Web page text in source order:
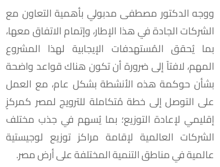
ووجه الدكتور مصطفى مدبولي بأهمية التعاون مع
الشركات الجادة في هذا الإطار، وإتمام الاتفاق معها،
بما يُحقق المُستهدفات الإيجابية لهذا المشروع
المهم، لافتاً إلى ضرورة أن تكون هناك قواعد واضحة
بشأن حوكمة هذه الأنشطة بشكل عام، مع العمل
على التوصل إلى خطة مُتكاملة للترويج لمصر كمركزٍ
إقليمي لإعادة التوزيع؛ بما يُسهم في جذب مختلف
الشركات العالمية لإقامة مراكز توزيع لوجيستية
عالمية في مناطق التنمية المختلفة على أرض مصر.